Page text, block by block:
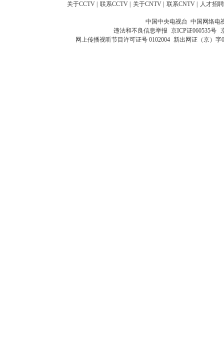
关于CCTV 联系CCTV 关于CNTV 联系CNTV 人才招聘
中国中央电视台 中国网络电
违法和不良信息举报 京ICP证060535号
网上传播视听节目许可证号 0102004 新出网证（京）